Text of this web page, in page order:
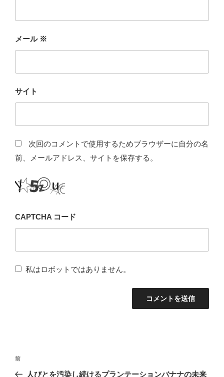
メール ※
サイト
次回のコメントで使用するためブラウザーに自分の名
前、メールアドレス、サイトを保存する。
CAPTCHA コード
私はロボットではありません。
投
稿
前
の
前
人びとを汚染し続けるプランテーションバナナの未来